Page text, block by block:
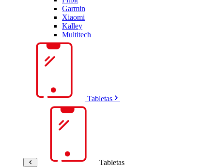
Garmin
Xiaomi
Kalley
Multitech
Tabletas
Tabletas